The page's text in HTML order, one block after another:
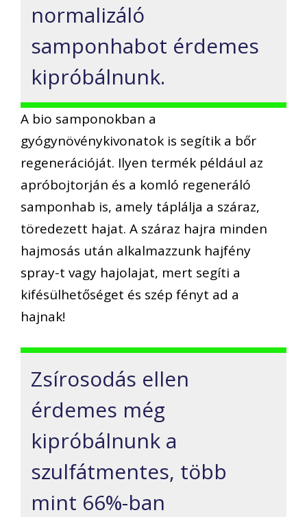
normalizáló
samponhabot érdemes
kipróbálnunk.
A bio samponokban a
gyógynövénykivonatok is segítik a bőr
regenerációját. Ilyen termék például az
apróbojtorján és a komló regeneráló
samponhab is, amely táplálja a száraz,
töredezett hajat. A száraz hajra minden
hajmosás után alkalmazzunk hajfény
spray-t vagy hajolajat, mert segíti a
kifésülhetőséget és szép fényt ad a
hajnak!
Zsírosodás ellen
érdemes még
kipróbálnunk a
szulfátmentes, több
mint 66%-ban